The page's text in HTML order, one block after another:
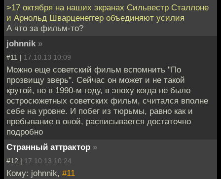
>17 октября на наших экранах Сильвестр Сталлоне
и Арнольд Шварценеггер объединяют усилия
А что за фильм-то?
johnnik »
#11 | 17.10.13 10:09
Можно еще советский фильм вспомнить "По
прозвищу зверь". Сейчас он может и не такой
крутой, но в 1990-м году, в эпоху когда не было
остросюжетных советских фильм, считался вполне
себе на уровне. И побег из тюрьмы, равно как и
пребывание в оной, расписывается достаточно
подробно
Странный аттрактор »
#12 | 17.10.13 10:24
Кому: johnnik, #11